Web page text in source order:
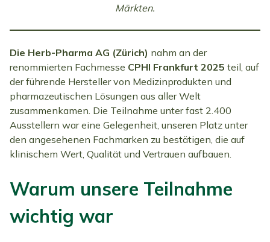
Märkten.
Die Herb-Pharma AG (Zürich) nahm an der
renommierten Fachmesse CPHI Frankfurt 2025 teil, auf
der führende Hersteller von Medizinprodukten und
pharmazeutischen Lösungen aus aller Welt
zusammenkamen. Die Teilnahme unter fast 2.400
Ausstellern war eine Gelegenheit, unseren Platz unter
den angesehenen Fachmarken zu bestätigen, die auf
klinischem Wert, Qualität und Vertrauen aufbauen.
Warum unsere Teilnahme
wichtig war